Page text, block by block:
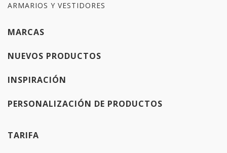
ARMARIOS Y VESTIDORES
MARCAS
NUEVOS PRODUCTOS
INSPIRACIÓN
PERSONALIZACIÓN DE PRODUCTOS
TARIFA